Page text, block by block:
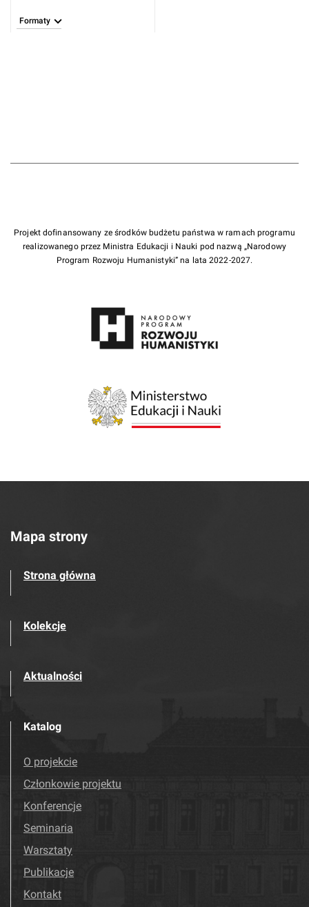
Formaty
Projekt dofinansowany ze środków budżetu państwa w ramach programu
realizowanego przez Ministra Edukacji i Nauki pod nazwą „Narodowy
Program Rozwoju Humanistyki” na lata 2022-2027.
Mapa strony
Strona główna
Kolekcje
Aktualności
Katalog
O projekcie
Członkowie projektu
Konferencje
Seminaria
Warsztaty
Publikacje
Kontakt